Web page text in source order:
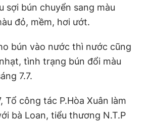
sợi bún chuyển sang màu
đỏ, mềm, hơi ướt.
bún vào nước thì nước cũng
tình trạng bún đổi màu
7.7.
Tổ công tác P.Hòa Xuân làm
bà Loan, tiểu thương N.T.P